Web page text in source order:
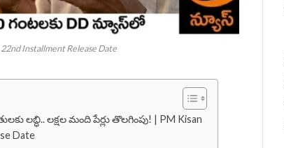
Installment Release Date
లబ్ధి.. లక్షల మంది పేర్లు తొలగింపు! | PM Kisan
Date